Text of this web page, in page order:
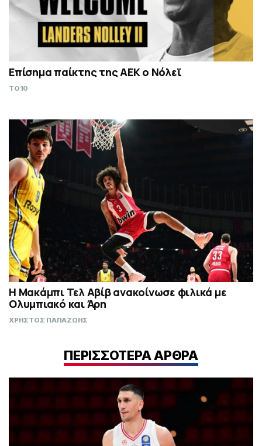
Επίσημα παίκτης της ΑΕΚ ο Νόλεϊ
TO10
Η Μακάμπι Τελ Αβίβ ανακοίνωσε φιλικά με
Ολυμπιακό και Άρη
ΧΡΗΣΤΟΣ ΠΑΠΑΖΩΗΣ
ΠΕΡΙΣΣΟΤΕΡΑ ΑΡΘΡΑ